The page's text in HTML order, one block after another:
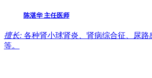
陈湛华主任医师
擅长: 各种肾小球肾炎、肾病综合征、尿
等。